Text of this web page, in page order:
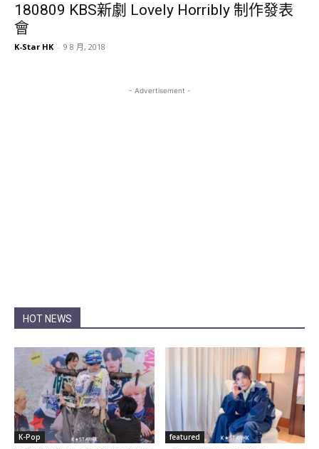
180809 KBS新劇 Lovely Horribly 制作發表
會
K-Star HK - 9 8 月, 2018
- Advertisement -
HOT NEWS
K-Pop featured